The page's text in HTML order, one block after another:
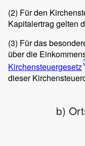
(2) Für den
Kapitalertrag gelten
(3) Für das
über die
Kirchensteuergesetz
dieser
b)